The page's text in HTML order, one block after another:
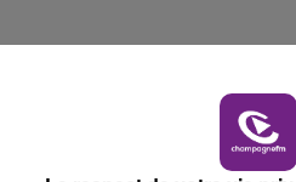
du lycée de Bazeilles
le terrain de football